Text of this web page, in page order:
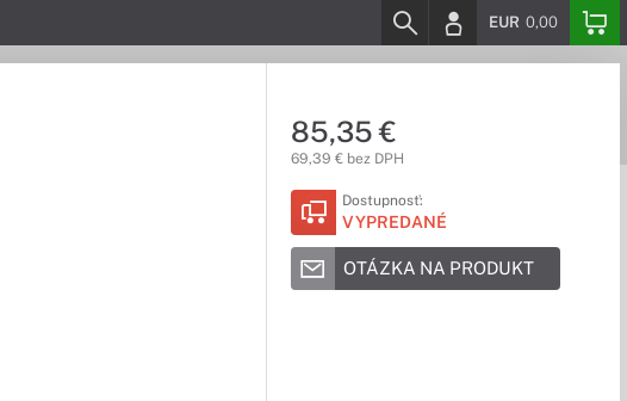
EUR 0,00
85,35 €
69,39 € bez DPH
Dostupnosť:
VYPREDANÉ
OTÁZKA NA PRODUKT